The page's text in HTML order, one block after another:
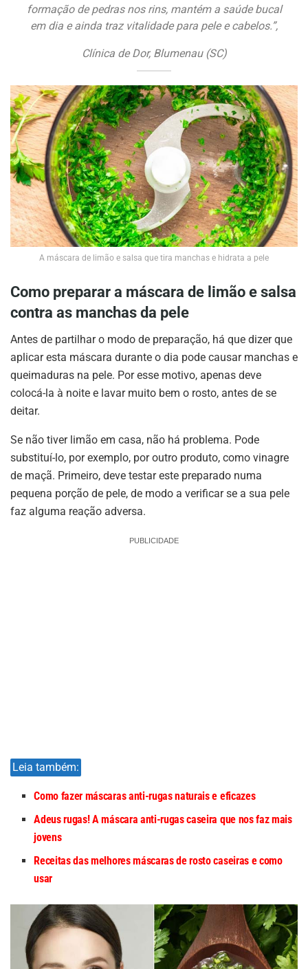
formação de pedras nos rins, mantém a saúde bucal
em dia e ainda traz vitalidade para pele e cabelos.”,
Clínica de Dor, Blumenau (SC)
A máscara de limão e salsa que tira manchas e hidrata a pele
Como preparar a máscara de limão e salsa
contra as manchas da pele
Antes de partilhar o modo de preparação, há que dizer que
aplicar esta máscara durante o dia pode causar manchas e
queimaduras na pele. Por esse motivo, apenas deve
colocá-la à noite e lavar muito bem o rosto, antes de se
deitar.
Se não tiver limão em casa, não há problema. Pode
substituí-lo, por exemplo, por outro produto, como vinagre
de maçã. Primeiro, deve testar este preparado numa
pequena porção de pele, de modo a verificar se a sua pele
faz alguma reação adversa.
PUBLICIDADE
Leia também:
Como fazer máscaras anti-rugas naturais e eficazes
Adeus rugas! A máscara anti-rugas caseira que nos faz mais
jovens
Receitas das melhores máscaras de rosto caseiras e como
usar